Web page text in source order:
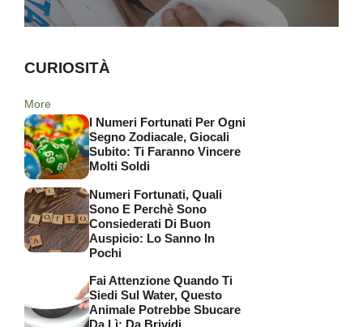
CURIOSITÀ
More
I Numeri Fortunati Per Ogni
Segno Zodiacale, Giocali
Subito: Ti Faranno Vincere
Molti Soldi
Numeri Fortunati, Quali
Sono E Perchè Sono
Consiederati Di Buon
Auspicio: Lo Sanno In
Pochi
Fai Attenzione Quando Ti
Siedi Sul Water, Questo
Animale Potrebbe Sbucare